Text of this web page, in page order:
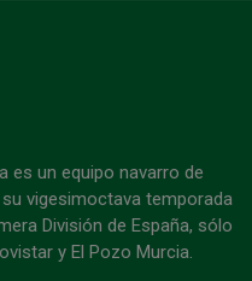
es un equipo navarro de
vigesimoctava temporada
División de España, sólo
y El Pozo Murcia.